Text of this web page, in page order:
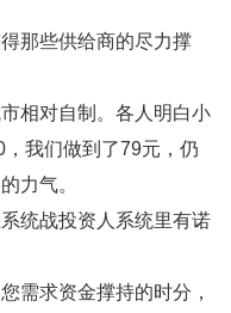
那些供给商的尽力撑
相对自制。各人明白小
我们做到了79元，仍
力气。
统战投资人系统里有诺
需求资金撑持的时分，